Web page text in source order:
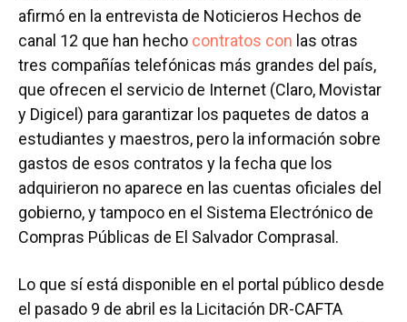
afirmó en la entrevista de Noticieros Hechos de
canal 12 que han hecho contratos con las otras
tres compañías telefónicas más grandes del país,
que ofrecen el servicio de Internet (Claro, Movistar
y Digicel) para garantizar los paquetes de datos a
estudiantes y maestros, pero la información sobre
gastos de esos contratos y la fecha que los
adquirieron no aparece en las cuentas oficiales del
gobierno, y tampoco en el Sistema Electrónico de
Compras Públicas de El Salvador Comprasal.
Lo que sí está disponible en el portal público desde
el pasado 9 de abril es la Licitación DR-CAFTA